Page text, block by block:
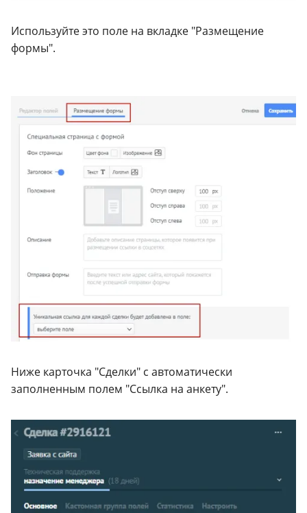
Используйте это поле на вкладке "Размещение
формы".
Ниже карточка "Сделки" с автоматически
заполненным полем "Ссылка на анкету".